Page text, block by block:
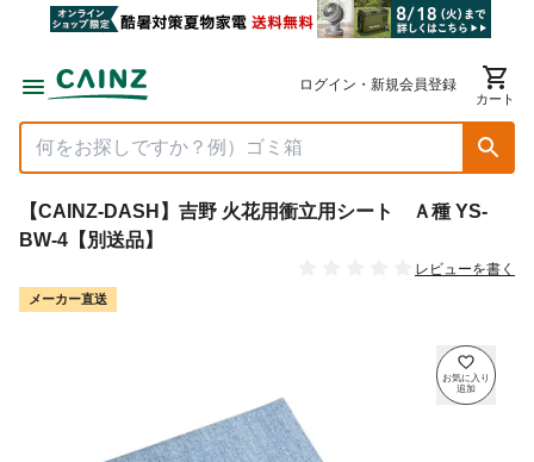
ログイン・新規会員登録
カート
【CAINZ-DASH】吉野 火花用衝立用シート Ａ種 YS-
BW-4【別送品】
レビューを書く
メーカー直送